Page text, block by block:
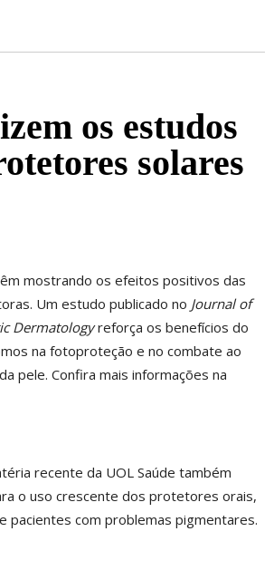
os estudos
solares
mostrando os efeitos positivos das
Um estudo publicado no Journal of
Dermatologyreforça os benefícios do
na fotoproteção e no combate ao
pele. Confira mais informações na
recente da UOL Saúde também
o uso crescente dos protetores orais,
pacientes com problemas pigmentares.